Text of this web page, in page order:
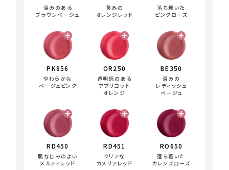
深みのある
ブラウンベージュ
黄みの
オレンジレッド
落ち着いた
ピンクローズ
PK856
やわらかな
ベージュピンク
OR250
透明感のある
アプリコット
オレンジ
BE350
深みの
レディッシュ
ベージュ
RD450
肌なじみのよい
メルティレッド
RD451
クリアな
カメリアレッド
RO650
落ち着いた
カレンズローズ